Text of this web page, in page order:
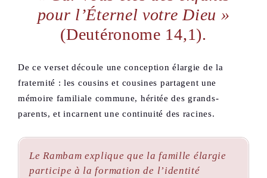
pour l’Éternel votre Dieu »
(Deutéronome 14,1).
De ce verset découle une conception élargie de la
fraternité : les cousins et cousines partagent une
mémoire familiale commune, héritée des grands-
parents, et incarnent une continuité des racines.
Le Rambam explique que la famille élargie
participe à la formation de l’identité